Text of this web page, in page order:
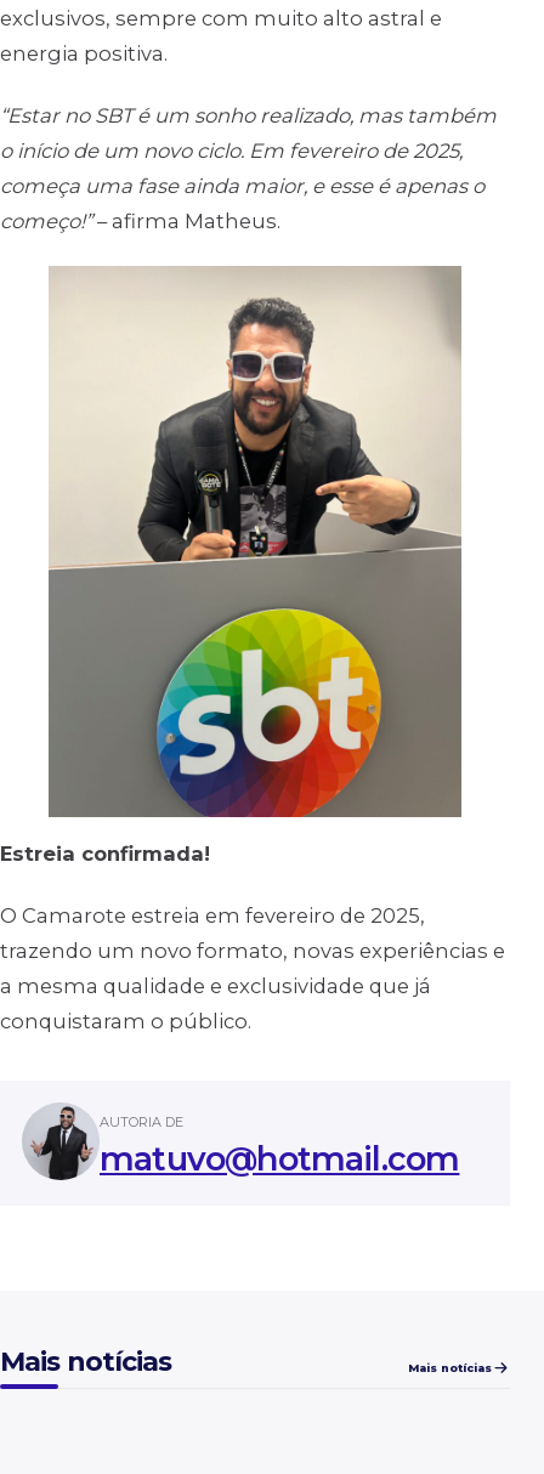
exclusivos, sempre com muito alto astral e
energia positiva.
“Estar no SBT é um sonho realizado, mas também
o início de um novo ciclo. Em fevereiro de 2025,
começa uma fase ainda maior, e esse é apenas o
começo!”– afirma Matheus.
Estreia confirmada!
O Camarote estreia em fevereiro de 2025,
trazendo um novo formato, novas experiências e
a mesma qualidade e exclusividade que já
conquistaram o público.
AUTORIA DE
matuvo@hotmail.com
Mais notícias Mais notícias